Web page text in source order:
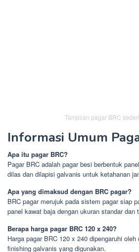
Tampilan pagar BRC
Informasi Umum
Apa itu pagar BRC?
Pagar BRC adalah pagar besi berbentuk
dilas dan dilapisi galvanis untuk ketahanan
Apa yang dimaksud dengan BRC pagar?
BRC pagar merujuk pada sistem pagar siap
panel kawat baja dengan ukuran standar dan
Berapa harga pagar BRC 120 x 240?
Harga pagar BRC 120 x 240 dipengaruhi
finishing galvanis yang digunakan.